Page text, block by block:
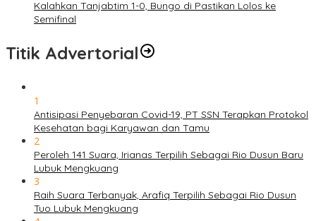
Kalahkan Tanjabtim 1-0, Bungo di Pastikan Lolos ke
Semifinal
Titik Advertorial
1
Antisipasi Penyebaran Covid-19, PT SSN Terapkan Protokol
Kesehatan bagi Karyawan dan Tamu
2
Peroleh 141 Suara, Irianas Terpilih Sebagai Rio Dusun Baru
Lubuk Mengkuang
3
Raih Suara Terbanyak, Arafiq Terpilih Sebagai Rio Dusun
Tuo Lubuk Mengkuang